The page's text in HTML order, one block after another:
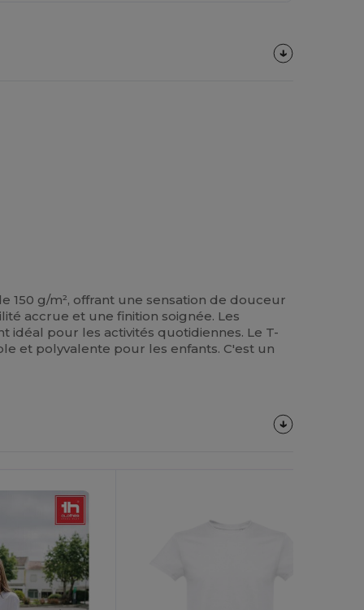
g/m², offrant une sensation de douceur
accrue et une finition soignée. Les
pour les activités quotidiennes. Le T-
et polyvalente pour les enfants. C'est un